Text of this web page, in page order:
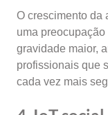
O crescimento da
uma
gravidade maior,
profissionais que
cada vez mais